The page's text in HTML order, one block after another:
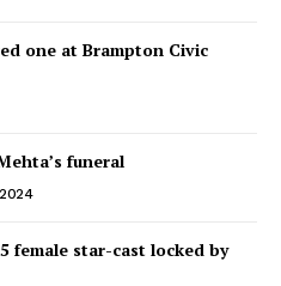
one at Brampton Civic
funeral
female star-cast locked by